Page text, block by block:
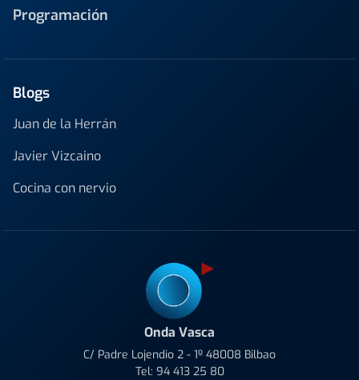
Programación
Blogs
Juan de la Herrán
Javier Vizcaino
Cocina con nervio
Onda Vasca
C/ Padre Lojendio 2 - 1º 48008 Bilbao
Tel: 94 413 25 80